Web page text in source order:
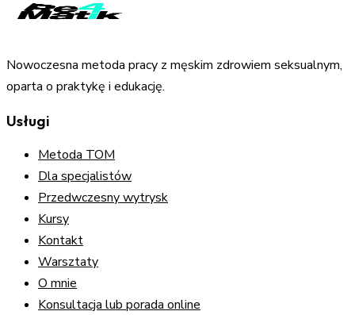
Nowoczesna metoda pracy z męskim zdrowiem seksualnym,
oparta o praktykę i edukację.
Usługi
Metoda TOM
Dla specjalistów
Przedwczesny wytrysk
Kursy
Kontakt
Warsztaty
O mnie
Konsultacja lub porada online